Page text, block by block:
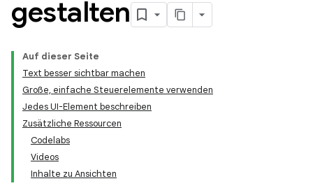
gestalten
Auf dieser Seite
Text besser sichtbar machen
Große, einfache Steuerelemente verwenden
Jedes UI-Element beschreiben
Zusätzliche Ressourcen
Codelabs
Videos
Inhalte zu Ansichten